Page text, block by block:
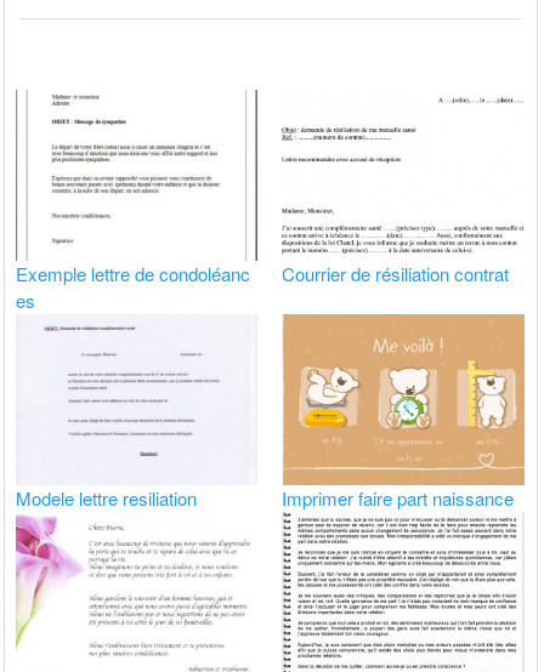
Exemple lettre de condoléanc
es
Courrier de résiliation contrat
Modele lettre resiliation Imprimer faire part naissance